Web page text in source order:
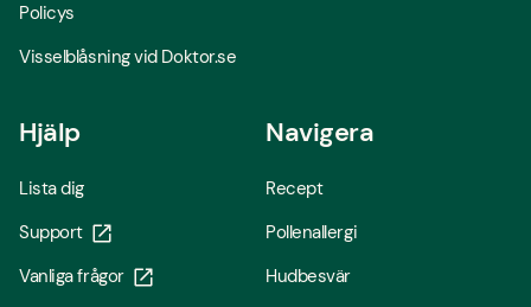
Policys
Visselblåsning vid Doktor.se
Hjälp
Lista dig
Support
Vanliga frågor
Navigera
Recept
Pollenallergi
Hudbesvär